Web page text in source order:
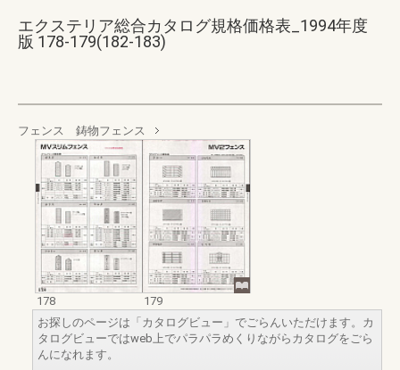
エクステリア総合カタログ規格価格表_1994年度
版 178-179(182-183)
フェンス 鋳物フェンス
178
179
お探しのページは「カタログビュー」でごらんいただけます。カ
タログビューではweb上でパラパラめくりながらカタログをごら
んになれます。